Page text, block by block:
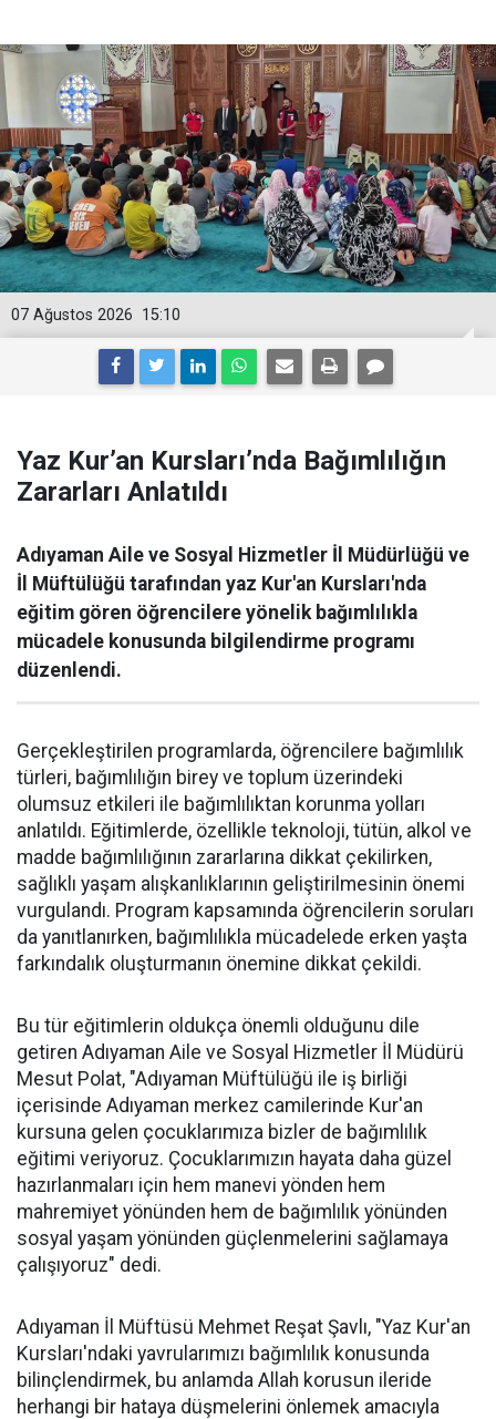
15:10
07 Ağustos 2026
Yaz Kur’an Kursları’nda Bağımlılığın
Zararları Anlatıldı
Adıyaman Aile ve Sosyal Hizmetler İl Müdürlüğü ve
İl Müftülüğü tarafından yaz Kur'an Kursları'nda
eğitim gören öğrencilere yönelik bağımlılıkla
mücadele konusunda bilgilendirme programı
düzenlendi.
Gerçekleştirilen programlarda, öğrencilere bağımlılık
türleri, bağımlılığın birey ve toplum üzerindeki
olumsuz etkileri ile bağımlılıktan korunma yolları
anlatıldı. Eğitimlerde, özellikle teknoloji, tütün, alkol ve
madde bağımlılığının zararlarına dikkat çekilirken,
sağlıklı yaşam alışkanlıklarının geliştirilmesinin önemi
vurgulandı. Program kapsamında öğrencilerin soruları
da yanıtlanırken, bağımlılıkla mücadelede erken yaşta
farkındalık oluşturmanın önemine dikkat çekildi.
Bu tür eğitimlerin oldukça önemli olduğunu dile
getiren Adıyaman Aile ve Sosyal Hizmetler İl Müdürü
Mesut Polat, "Adıyaman Müftülüğü ile iş birliği
içerisinde Adıyaman merkez camilerinde Kur'an
kursuna gelen çocuklarımıza bizler de bağımlılık
eğitimi veriyoruz. Çocuklarımızın hayata daha güzel
hazırlanmaları için hem manevi yönden hem
mahremiyet yönünden hem de bağımlılık yönünden
sosyal yaşam yönünden güçlenmelerini sağlamaya
çalışıyoruz" dedi.
Adıyaman İl Müftüsü Mehmet Reşat Şavlı, "Yaz Kur'an
Kursları'ndaki yavrularımızı bağımlılık konusunda
bilinçlendirmek, bu anlamda Allah korusun ileride
herhangi bir hataya düşmelerini önlemek amacıyla